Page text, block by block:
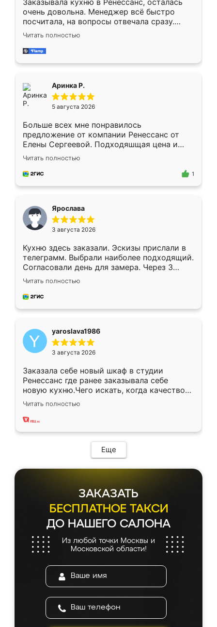
Заказывала кухню в Ренессанс, осталась
очень довольна. Менеджер всё быстро
посчитала, на вопросы отвечала сразу.
Замерщик приехал в субботу, подошёл к
делу со всей ответственностью. Собрали
за день, ребята работали аккуратно, даже
Читать полностью
Аринка Р.
5 августа 2026
Больше всех мне понравилось
предложение от компании Ренессанс от
Елены Сергеевой. Подходяшщая цена и
короткие сроки изготовления. Приехавший
для замера сотрудник Владислав
предложил по моему эскизу самый
Читать полностью
1
Ярослава
3 августа 2026
Кухню здесь заказали. Эскизы прислали в
телеграмм. Выбрали наиболее подходящий.
Согласовали день для замера. Через 3
недели кухня была уже готова. Остались
довольны работой. Спасибо Ренессанс
мебель за качественную работу!
Читать полностью
yaroslava1986
3 августа 2026
Заказала себе новый шкаф в студии
Ренессанс где ранее заказывала себе
новую кухню.Чего искать, когда качеством
вполне довольна. Служит кухня уже почти
два года, нареканий нет.
Читать полностью
Еще
ЗАКАЗАТЬ
БЕСПЛАТНОЕ ТАКСИ
ДО НАШЕГО САЛОНА
Из любой точки Москвы и
Московской области!